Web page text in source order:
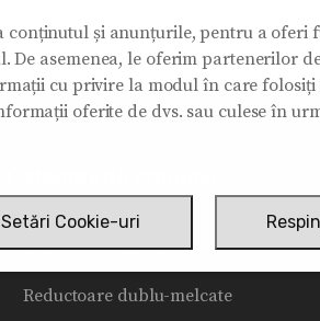
Reductoare melcate
Reductoare dublu-melcate
conținutul și anunțurile, pentru a oferi
De asemenea, le oferim partenerilor
cu privire la modul în care folosiți
oferite de dvs. sau culese în
Setări Cookie-uri